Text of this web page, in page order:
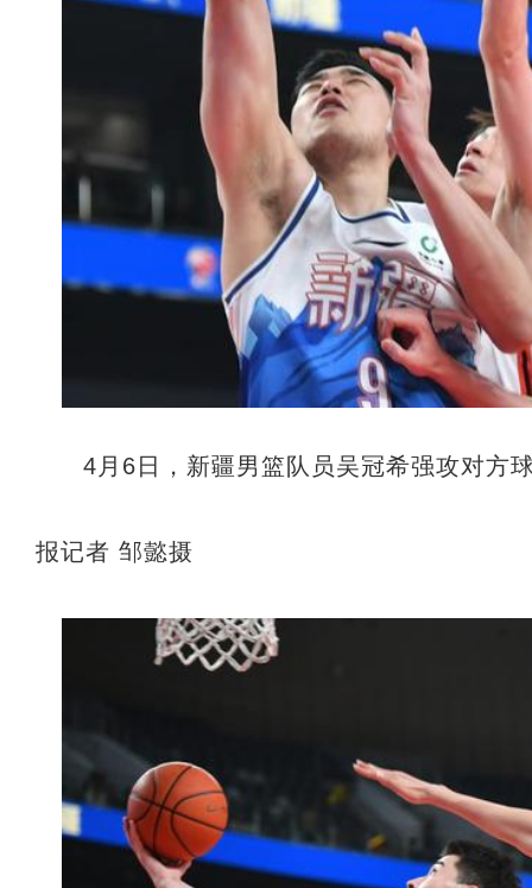
4月6日，新疆男篮队员吴冠希强攻对方
报记者 邹懿摄